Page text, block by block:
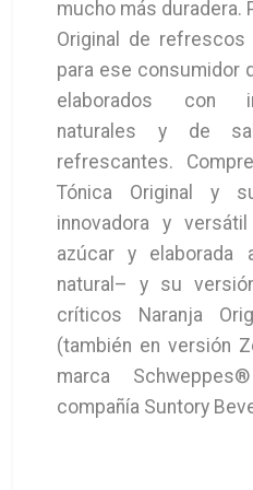
mucho más duradera.
Original de
para ese consumidor
elaborados con
naturales y de
refrescantes.
Tónica Original y
innovadora y
azúcar y elaborada
natural– y su
críticos Naranja
(también en versión
marca
compañía Suntory